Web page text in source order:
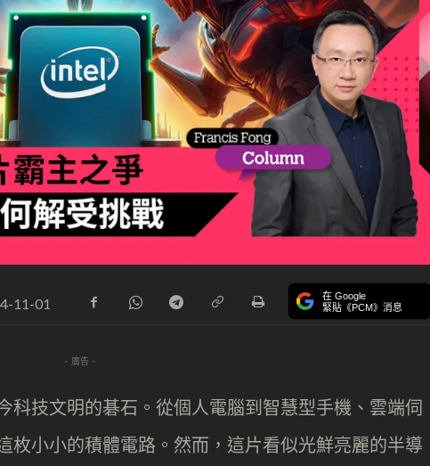
11-01 在 Google
緊貼《PCM》消息
- 廣告 -
科技文明的碁石。從個人電腦到智慧型手機、雲端伺
枚小小的積體電路。然而，這片看似光鮮亮麗的半導